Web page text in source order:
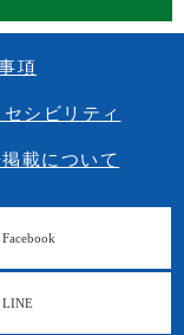
項
セシビリティ
載について
Facebook
LINE